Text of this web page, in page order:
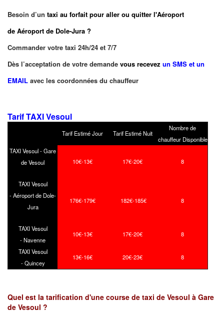
Besoin d’un taxi au forfait pour aller ou quitter l'Aéroport
de Aéroport de Dole-Jura ?
Commander votre taxi 24h/24 et 7/7
Dès l’acceptation de votre demande vous recevez un SMS et un
EMAIL avec les coordonnées du chauffeur
Tarif TAXI Vesoul
Tarif Estimé Jour Tarif Estimé Nuit
Nombre de
chauffeur Disponible
TAXI Vesoul - Gare
de Vesoul
10€-13€ 17€-20€ 8
TAXI Vesoul
- Aéroport de Dole-
Jura
176€-179€ 182€-185€ 8
TAXI Vesoul
- Navenne
10€-13€ 17€-20€ 8
TAXI Vesoul
- Quincey
13€-16€ 20€-23€ 8
Quel est la tarification d'une course de taxi de Vesoul à Gare
de Vesoul ?